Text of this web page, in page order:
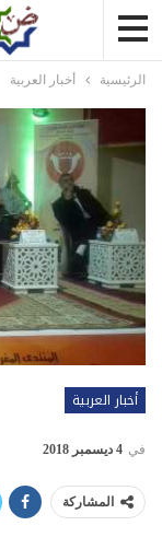
الرئيسية أخبار العربية
أخبار العربية
في 4 ديسمبر 2018
المشاركة